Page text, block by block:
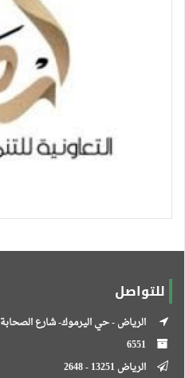
للتواصل
الرياض - حي اليرموك- شارع الصحابة
الرياض 13251 - 2648